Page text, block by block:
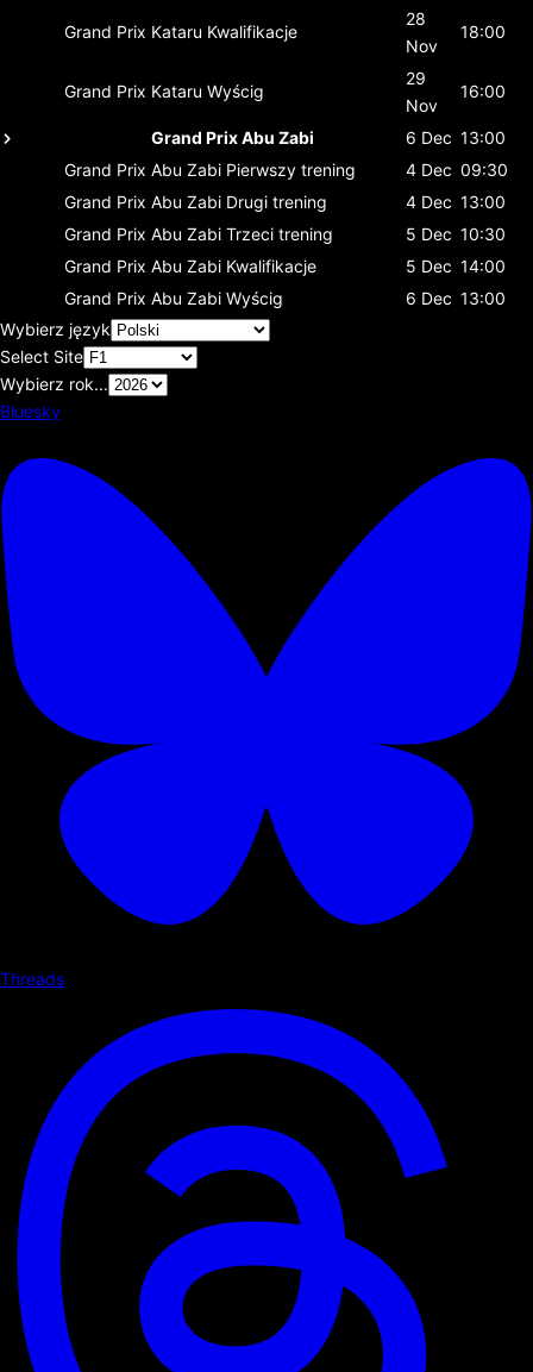
Grand Prix Kataru Kwalifikacje
28
Nov
18:00
Grand Prix Kataru Wyścig
29
Nov
16:00
Grand Prix Abu Zabi 6 Dec 13:00
Grand Prix Abu Zabi Pierwszy trening 4 Dec 09:30
Grand Prix Abu Zabi Drugi trening 4 Dec 13:00
Grand Prix Abu Zabi Trzeci trening 5 Dec 10:30
Grand Prix Abu Zabi Kwalifikacje 5 Dec 14:00
Grand Prix Abu Zabi Wyścig 6 Dec 13:00
Wybierz język
Select Site
Wybierz rok...
Bluesky
Threads